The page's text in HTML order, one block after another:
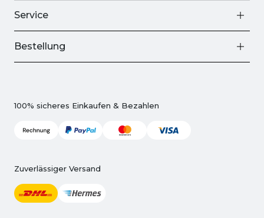
Service
Bestellung
100% sicheres Einkaufen & Bezahlen
Zuverlässiger Versand